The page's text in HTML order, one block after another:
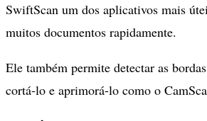
SwiftScan um dos aplicativos mais
muitos documentos rapidamente.
Ele também permite detectar as
cortá-lo e aprimorá-lo como o